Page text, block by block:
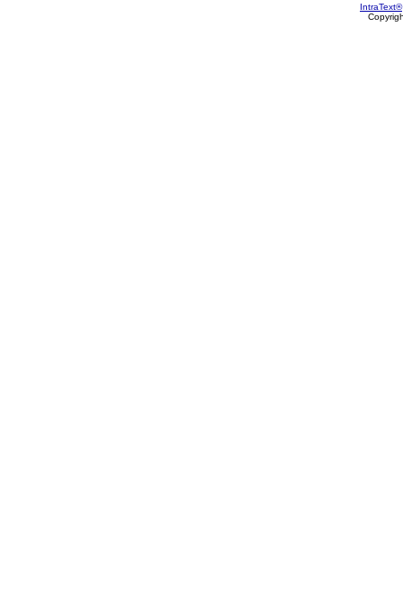
IntraText®